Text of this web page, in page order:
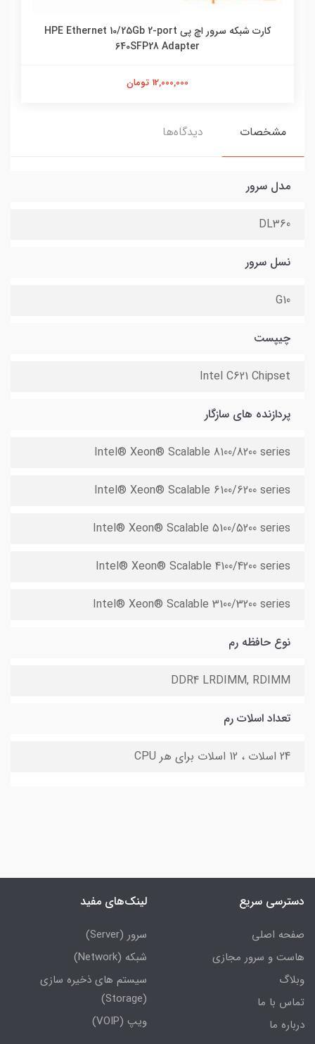
کارت شبکه سرور اچ پی HPE Ethernet 10/25Gb 2-port
640SFP28 Adapter
12,000,000 تومان
مشخصات دیدگاه‌ها
مدل سرور
DL360
نسل سرور
G10
چیپست
Intel C621 Chipset
پردازنده های سازگار
Intel® Xeon® Scalable 8100/8200 series
Intel® Xeon® Scalable 6100/6200 series
Intel® Xeon® Scalable 5100/5200 series
Intel® Xeon® Scalable 4100/4200 series
Intel® Xeon® Scalable 3100/3200 series
نوع حافظه رم
DDR4 LRDIMM, RDIMM
تعداد اسلات رم
24 اسلات ، 12 اسلات برای هر CPU
دسترسی سریع
صفحه اصلی
هاست و سرور مجازی
وبلاگ
تماس با ما
درباره ما
لینک‌های مفید
سرور (Server)
شبکه (Network)
سیستم های ذخیره سازی
(Storage)
ویپ (VOIP)